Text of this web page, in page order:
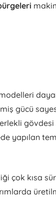
gücü
gövdesi
yapılan
çok kısa